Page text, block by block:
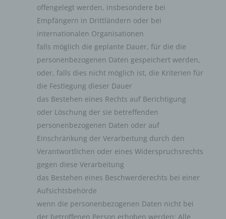
offengelegt werden, insbesondere bei
Empfängern in Drittländern oder bei
internationalen Organisationen
falls möglich die geplante Dauer, für die die
personenbezogenen Daten gespeichert werden,
oder, falls dies nicht möglich ist, die Kriterien für
die Festlegung dieser Dauer
das Bestehen eines Rechts auf Berichtigung
oder Löschung der sie betreffenden
personenbezogenen Daten oder auf
Einschränkung der Verarbeitung durch den
Verantwortlichen oder eines Widerspruchsrechts
gegen diese Verarbeitung
das Bestehen eines Beschwerderechts bei einer
Aufsichtsbehörde
wenn die personenbezogenen Daten nicht bei
der betroffenen Person erhoben werden: Alle
Weitergabe nicht gesetzlich vorgeschrieben ist oder der
Rechtsverteidigung des für die Verarbeitung
Verantwortlichen dient.
Gravatar
Bei Kommentaren wird auf den Gravatar Service von
Adresse ab und bildet – sofern Sie dort registriert sind –
Ihr Avatar-Bild neben dem Kommentar ab. Sollten Sie
nicht registriert sein, wird kein Bild angezeigt. Zu
beachten ist, dass alle registrierten WordPress-User
automatisch auch bei Gravatar registriert sind. Details zu
Hosting
Die von uns in Anspruch genommenen Hosting-